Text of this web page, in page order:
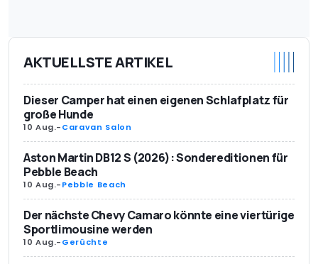
AKTUELLSTE ARTIKEL
Dieser Camper hat einen eigenen Schlafplatz für
große Hunde
10 Aug.-Caravan Salon
Aston Martin DB12 S (2026): Sondereditionen für
Pebble Beach
10 Aug.-Pebble Beach
Der nächste Chevy Camaro könnte eine viertürige
Sportlimousine werden
10 Aug.-Gerüchte